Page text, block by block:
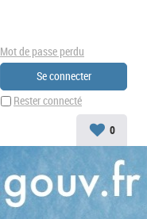
Rester connecté
Mot de passe perdu
0